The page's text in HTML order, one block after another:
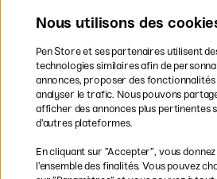
Irlande
Pays-
UE
Nous utilisons des
Pen Store et ses partenaires utilisent
technologies similaires afin de
annonces, proposer des
analyser le trafic. Nous pouvons
afficher des annonces plus pertinentes
d’autres plateformes.
En cliquant sur ”Accepter”, vous
l’ensemble des finalités. Vous pouvez